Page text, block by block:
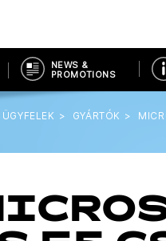
ÜGYFELEK GYÁRTÓK
NEWS &
PROMOTIONS